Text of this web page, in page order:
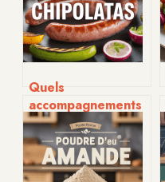
Quels
accompagnements
choisir pour des
chipolatas réussies
: idées
savoureuses et